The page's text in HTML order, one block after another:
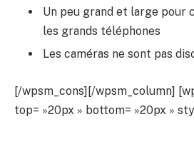
Un peu grand et large pour
les grands téléphones
Les caméras ne sont pas
[/wpsm_cons][/wpsm_column]
top= »20px » bottom= »20px »